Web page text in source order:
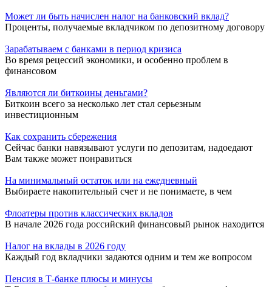
Может ли быть начислен налог на банковский вклад?
Проценты, получаемые вкладчиком по депозитному договору
Зарабатываем с банками в период кризиса
Во время рецессий экономики, и особенно проблем в
финансовом
Являются ли биткоины деньгами?
Биткоин всего за несколько лет стал серьезным
инвестиционным
Как сохранить сбережения
Сейчас банки навязывают услуги по депозитам, надоедают
Вам также может понравиться
На минимальный остаток или на ежедневный
Выбираете накопительный счет и не понимаете, в чем
Флоатеры против классических вкладов
В начале 2026 года российский финансовый рынок находится
Налог на вклады в 2026 году
Каждый год вкладчики задаются одним и тем же вопросом
Пенсия в Т-банке плюсы и минусы